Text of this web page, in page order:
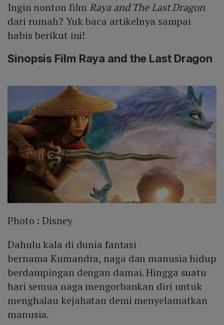
Ingin nonton film Raya and The Last Dragon
dari rumah? Yuk baca artikelnya sampai
habis berikut ini!
Sinopsis Film Raya and the Last Dragon
Photo :Disney
Dahulu kala di dunia fantasi
bernama Kumandra, naga dan manusia hidup
berdampingan dengan damai. Hingga suatu
hari semua naga mengorbankan diri untuk
menghalau kejahatan demi menyelamatkan
manusia.